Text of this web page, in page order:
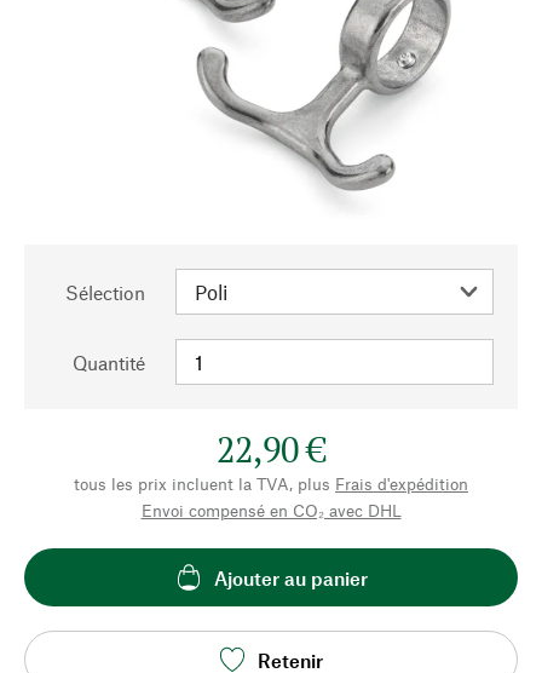
Sélection
Quantité
22,90 €
tous les prix incluent la TVA, plus Frais d'expédition
Envoi compensé en CO₂ avec DHL
Ajouter au panier
Retenir